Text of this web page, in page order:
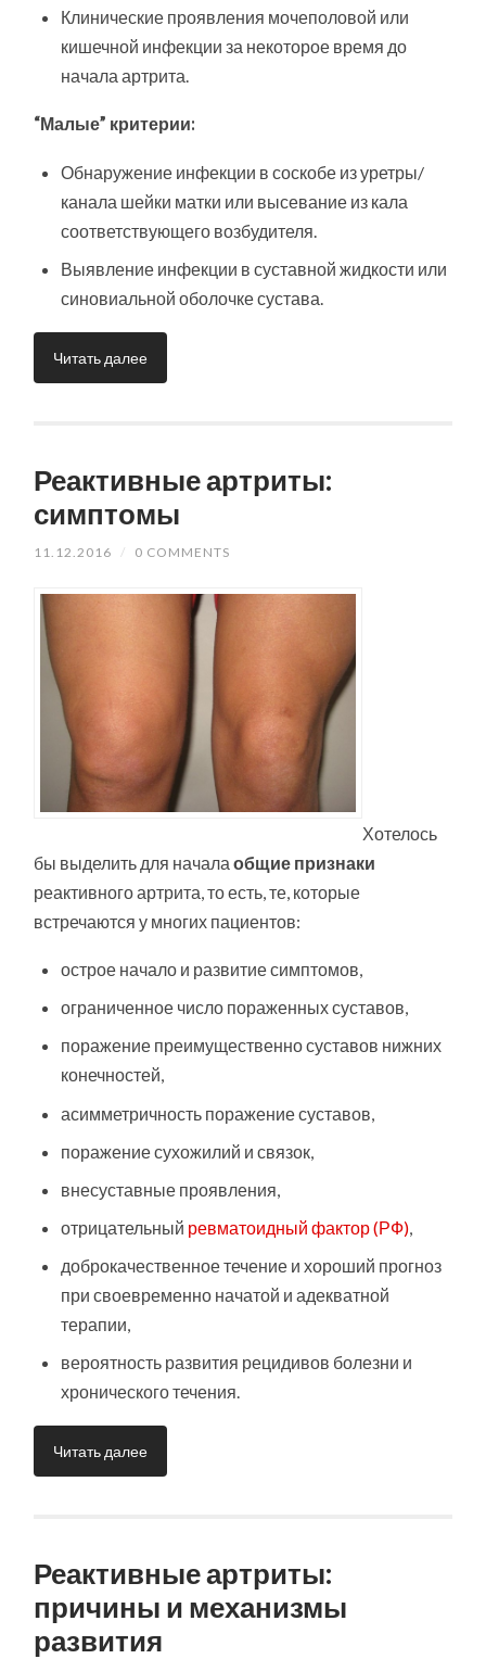
Клинические проявления мочеполовой или
кишечной инфекции за некоторое время до
начала артрита.
“Малые” критерии:
Обнаружение инфекции в соскобе из уретры/
канала шейки матки или высевание из кала
соответствующего возбудителя.
Выявление инфекции в суставной жидкости или
синовиальной оболочке сустава.
Читать далее
Реактивные артриты:
симптомы
11.12.2016 / 0 COMMENTS
Хотелось
бы выделить для началаобщие признаки
реактивного артрита, то есть, те, которые
встречаются у многих пациентов:
острое начало и развитие симптомов,
ограниченное число пораженных суставов,
поражение преимущественно суставов нижних
конечностей,
асимметричность поражение суставов,
поражение сухожилий и связок,
внесуставные проявления,
отрицательный ревматоидный фактор (РФ),
доброкачественное течение и хороший прогноз
при своевременно начатой и адекватной
терапии,
вероятность развития рецидивов болезни и
хронического течения.
Читать далее
Реактивные артриты:
причины и механизмы
развития